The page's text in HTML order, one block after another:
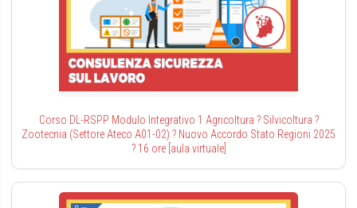
Corso DL-RSPP Modulo Integrativo 1 Agricoltura ? Silvicoltura ?
Zootecnia (Settore Ateco A01-02) ? Nuovo Accordo Stato Regioni 2025
? 16 ore [aula virtuale]